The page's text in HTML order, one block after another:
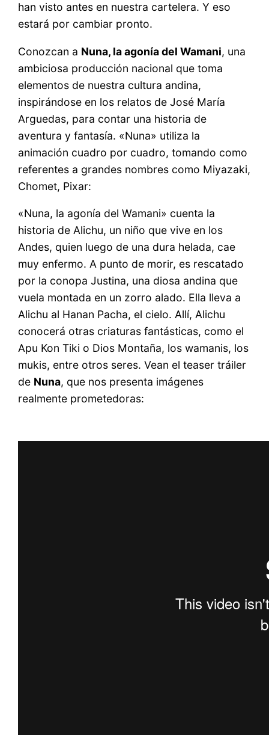
han visto antes en nuestra cartelera. Y eso
estará por cambiar pronto.
Conozcan a Nuna, la agonía del Wamani, una
ambiciosa producción nacional que toma
elementos de nuestra cultura andina,
inspirándose en los relatos de José María
Arguedas, para contar una historia de
aventura y fantasía. «Nuna» utiliza la
animación cuadro por cuadro, tomando como
referentes a grandes nombres como Miyazaki,
Chomet, Pixar:
«Nuna, la agonía del Wamani» cuenta la
historia de Alichu, un niño que vive en los
Andes, quien luego de una dura helada, cae
muy enfermo. A punto de morir, es rescatado
por la conopa Justina, una diosa andina que
vuela montada en un zorro alado. Ella lleva a
Alichu al Hanan Pacha, el cielo. Allí, Alichu
conocerá otras criaturas fantásticas, como el
Apu Kon Tiki o Dios Montaña, los wamanis, los
mukis, entre otros seres. Vean el teaser tráiler
de Nuna, que nos presenta imágenes
realmente prometedoras: